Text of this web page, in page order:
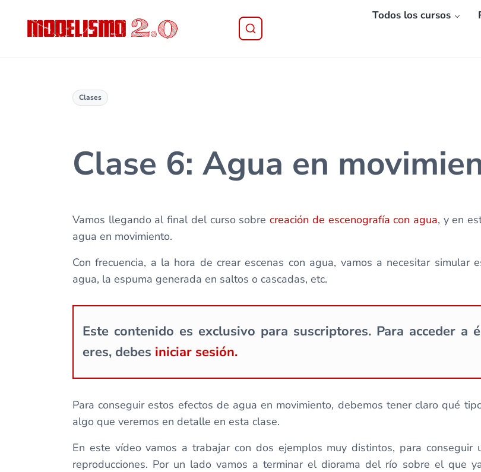
Todos los cursos
Clases
Clase 6: Agua en
Vamos llegando al final del curso sobrecreación de escenografía con agua, y en
agua en movimiento.
Con frecuencia, a la hora de crear escenas con agua, vamos a necesitar simular
agua, la espuma generada en saltos o cascadas, etc.
Este contenido es exclusivo para suscriptores. Para acceder a
eres, debes iniciar sesión.
Para conseguir estos efectos de agua en movimiento, debemos tener claro qué
algo que veremos en detalle en esta clase.
En este vídeo vamos a trabajar con dos ejemplos muy distintos, para
reproducciones. Por un lado vamos a terminar el diorama del río sobre el que